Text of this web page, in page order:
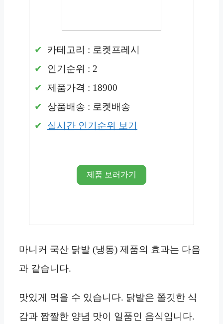
카테고리 : 로켓프레시
인기순위 : 2
제품가격 : 18900
상품배송 : 로켓배송
실시간 인기순위 보기
제품 보러가기
마니커 국산 닭발 (냉동) 제품의 효과는 다음
과 같습니다.
맛있게 먹을 수 있습니다. 닭발은 쫄깃한 식
감과 짭짤한 양념 맛이 일품인 음식입니다.